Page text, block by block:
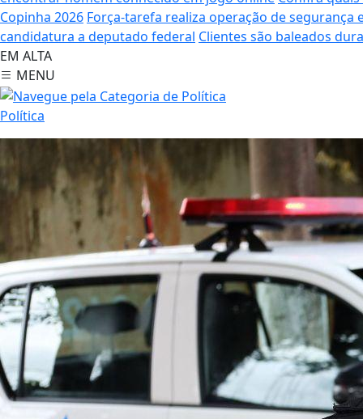
Copinha 2026 Força-tarefa realiza operação de
candidatura a deputado federal Clientes são baleados
EM ALTA
MENU
Política